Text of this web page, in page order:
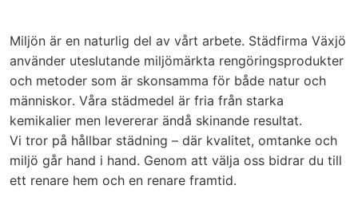
Miljön är en naturlig del av vårt arbete. Städfirma Växjö
använder uteslutande miljömärkta rengöringsprodukter
och metoder som är skonsamma för både natur och
människor. Våra städmedel är fria från starka
kemikalier men levererar ändå skinande resultat.
Vi tror på hållbar städning – där kvalitet, omtanke och
miljö går hand i hand. Genom att välja oss bidrar du till
ett renare hem och en renare framtid.